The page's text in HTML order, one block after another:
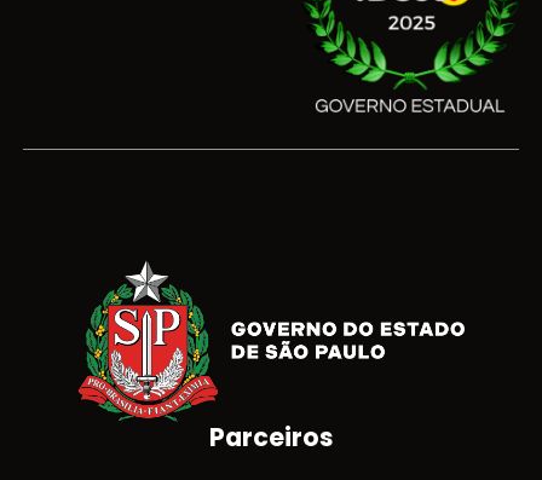
Brasão do Estado de São Paulo
Parceiros